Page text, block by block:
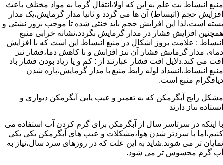
منبع انبساط بت علم به این که اولا،انتقال گرما به مواد مختلف باعث
افزایش حجم (اتبساط) آن ها می گردد و ثانیا مدار گرمایش،یک مدار
بسته است،لذا این افزایش حجم باید خنثی شده تا موجب بروز نشتی و
همچنین افزایش فشار در مدار گرمایش نگردد،نشانه خرابی منبع
انبساط : علامت بروز اشکال در منبع انبساط این است که با افزایش
دمای مدار گرمایش فشار آن نیز افزایش و با کاهش دما،فشار نیز
افت می کند.دلایل افت فشار عبارتند از : کم و یا زیاد بودن فشار باد
منبع انبساط،انسداد لوله رابط منبع با مدار گرمایش،پاره شدن
دیافگرام منبع است.
مشکل رایج آبگرمکن که به تعمیر و عیب یابی آبگرمکن دیواری و
ایستاده نیاز دارند
با اینکه در سرتاسر سال از آبگرمکن برای گرم کردن آب استفاده می
کنیم،اما با سردتر شدن هوا،مشکلات و عیب های آبگرمکن یکی یکی
نمایان تر می شوند.شاید به این علت که در روزهای سرد سال،نیاز به
آب گرم محسوس تر می شود.